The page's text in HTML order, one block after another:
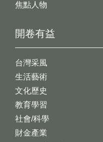
開卷有益
台灣采風
生活藝術
文化歷史
教育學習
社會/科學
財金產業
焦點人物